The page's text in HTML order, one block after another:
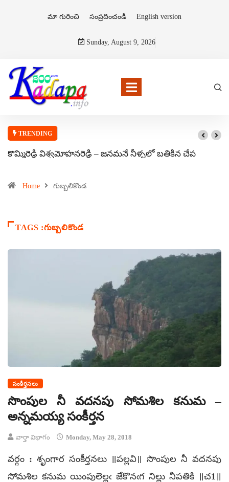
మా గురించి సంప్రదించండి English version
Sunday, August 9, 2026
TRENDING
కొమ్మిరెడ్డి విశ్వమోహనరెడ్డి – జనమనే నీళ్ళలో బతికిన చేప
Home గుబ్బలికొండ
TAGS :గుబ్బలికొండ
సంకీర్తనలు
సొంపుల నీ వదనపు సోమశిల కనుమ –
అన్నమయ్య సంకీర్తన
వార్తా విభాగం Monday, May 28, 2018
వర్గం : శృంగార సంకీర్తనలు ॥పల్లవి॥ సొంపుల నీ వదనపు
సోమశిల కనుమ యింపులెల్లఁ జేకొనఁగ నిల్లు నీపతికి ॥చ1॥